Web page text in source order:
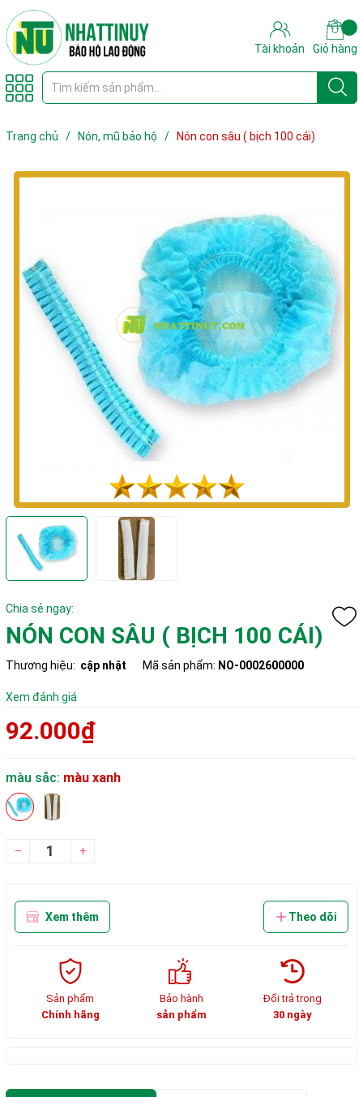
Tài khoản Giỏ hàng
Trang chủ / Nón, mũ bảo hộ / Nón con sâu ( bịch 100 cái)
Chia sẻ ngay:
NÓN CON SÂU ( BỊCH 100 CÁI)
Thương hiệu: cập nhật Mã sản phẩm: NO-0002600000
Xem đánh giá
92.000₫
màu sắc: màu xanh
– +
Xem thêm Theo dõi
Sản phẩm
Chính hãng
Bảo hành
sản phẩm
Đổi trả trong
30 ngày